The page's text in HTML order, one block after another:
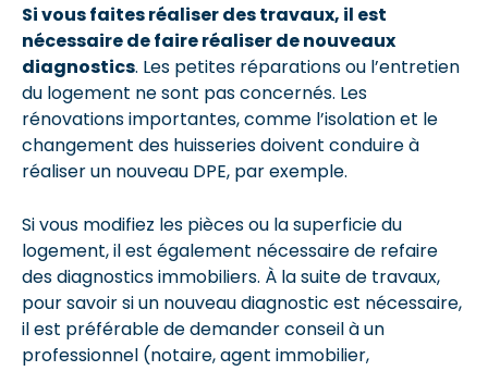
Si vous faites réaliser des travaux, il est
nécessaire de faire réaliser de nouveaux
diagnostics. Les petites réparations ou l’entretien
du logement ne sont pas concernés. Les
rénovations importantes, comme l’isolation et le
changement des huisseries doivent conduire à
réaliser un nouveau DPE, par exemple.
Si vous modifiez les pièces ou la superficie du
logement, il est également nécessaire de refaire
des diagnostics immobiliers. À la suite de travaux,
pour savoir si un nouveau diagnostic est nécessaire,
il est préférable de demander conseil à un
professionnel (notaire, agent immobilier,